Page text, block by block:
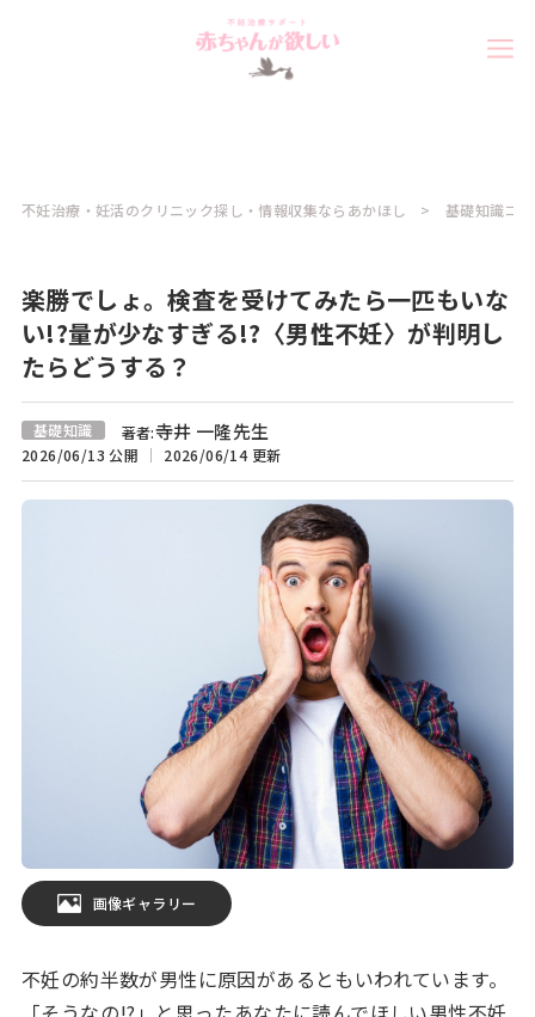
不妊治療・妊活のクリニック探し・情報収集ならあかほし 基礎知識コ
楽勝でしょ。検査を受けてみたら一匹もいな
い!?量が少なすぎる!?〈男性不妊〉が判明し
たらどうする？
基礎知識 著者:寺井 一隆先生
2026/06/13 公開 2026/06/14 更新
画像ギャラリー
不妊の約半数が男性に原因があるともいわれています。